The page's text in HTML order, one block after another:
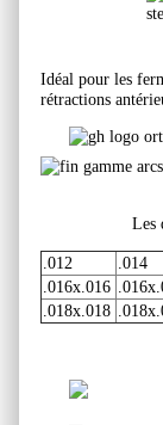
Idéal pour les
rétractions
Les
.012 .014
.016x.016
.018x.018